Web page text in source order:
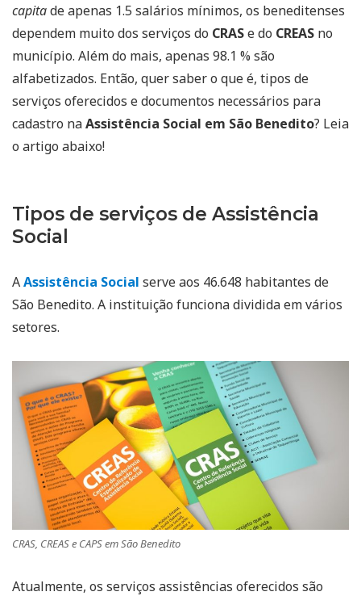
capitade apenas 1.5 salários mínimos, os beneditenses
dependem muito dos serviços do CRASe do CREAS no
município. Além do mais, apenas 98.1 % são
alfabetizados. Então, quer saber o que é, tipos de
serviços oferecidos e documentos necessários para
cadastro naAssistência Social em São Benedito? Leia
o artigo abaixo!
Tipos de serviços de Assistência
Social
AAssistência Social serve aos 46.648 habitantes de
São Benedito. A instituição funciona dividida em vários
setores.
CRAS, CREAS e CAPS em São Benedito
Atualmente, os serviços assistências oferecidos são